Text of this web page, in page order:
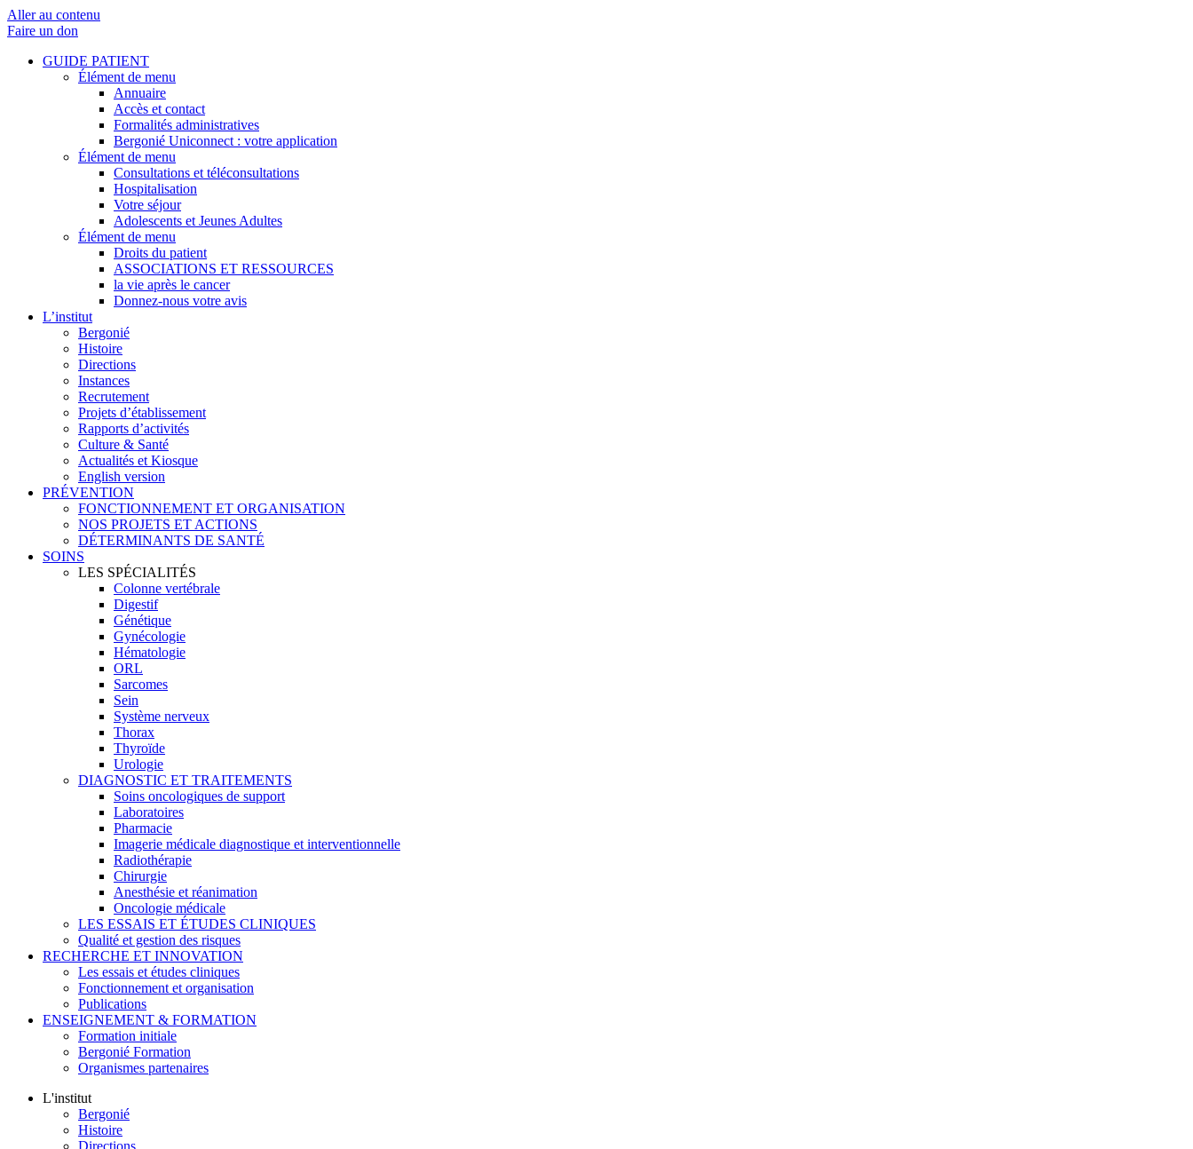
Aller au contenu
Faire un don
GUIDE PATIENT
Élément de menu
Annuaire
Accès et contact
Formalités administratives
Bergonié Uniconnect : votre application
Élément de menu
Consultations et téléconsultations
Hospitalisation
Votre séjour
Adolescents et Jeunes Adultes
Élément de menu
Droits du patient
ASSOCIATIONS ET RESSOURCES
la vie après le cancer
Donnez-nous votre avis
L’institut
Bergonié
Histoire
Directions
Instances
Recrutement
Projets d’établissement
Rapports d’activités
Culture & Santé
Actualités et Kiosque
English version
PRÉVENTION
FONCTIONNEMENT ET ORGANISATION
NOS PROJETS ET ACTIONS
DÉTERMINANTS DE SANTÉ
SOINS
LES SPÉCIALITÉS
Colonne vertébrale
Digestif
Génétique
Gynécologie
Hématologie
ORL
Sarcomes
Sein
Système nerveux
Thorax
Thyroïde
Urologie
DIAGNOSTIC ET TRAITEMENTS
Soins oncologiques de support
Laboratoires
Pharmacie
Imagerie médicale diagnostique et interventionnelle
Radiothérapie
Chirurgie
Anesthésie et réanimation
Oncologie médicale
LES ESSAIS ET ÉTUDES CLINIQUES
Qualité et gestion des risques
RECHERCHE ET INNOVATION
Les essais et études cliniques
Fonctionnement et organisation
Publications
ENSEIGNEMENT & FORMATION
Formation initiale
Bergonié Formation
Organismes partenaires
L'institut
Bergonié
Histoire
Directions